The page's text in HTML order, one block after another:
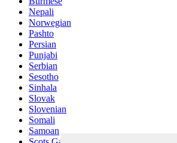
Nepali
Norwegian
Pashto
Persian
Punjabi
Serbian
Sesotho
Sinhala
Slovak
Slovenian
Somali
Samoan